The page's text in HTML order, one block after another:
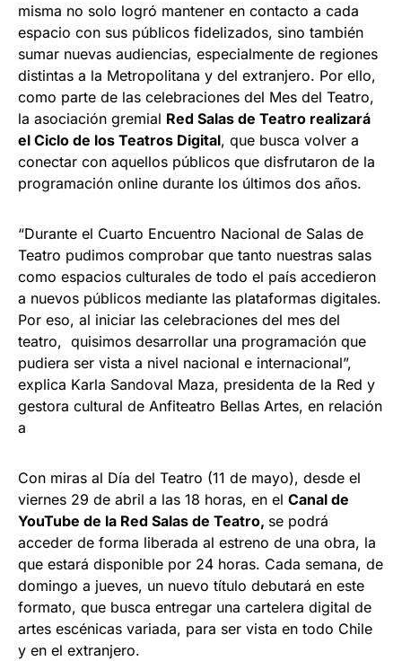
misma no solo logró mantener en contacto a cada
espacio con sus públicos fidelizados, sino también
sumar nuevas audiencias, especialmente de regiones
distintas a la Metropolitana y del extranjero. Por ello,
como parte de las celebraciones del Mes del Teatro,
la asociación gremial Red Salas de Teatro realizará
el Ciclo de los Teatros Digital, que busca volver a
conectar con aquellos públicos que disfrutaron de la
programación online durante los últimos dos años.
“Durante el Cuarto Encuentro Nacional de Salas de
Teatro pudimos comprobar que tanto nuestras salas
como espacios culturales de todo el país accedieron
a nuevos públicos mediante las plataformas digitales.
Por eso, al iniciar las celebraciones del mes del
teatro, quisimos desarrollar una programación que
pudiera ser vista a nivel nacional e internacional”,
explica Karla Sandoval Maza, presidenta de la Red y
gestora cultural de Anfiteatro Bellas Artes, en relación
a
Con miras al Día del Teatro (11 de mayo), desde el
viernes 29 de abril a las 18 horas, en el Canal de
YouTube de la Red Salas de Teatro, se podrá
acceder de forma liberada al estreno de una obra, la
que estará disponible por 24 horas. Cada semana, de
domingo a jueves, un nuevo título debutará en este
formato, que busca entregar una cartelera digital de
artes escénicas variada, para ser vista en todo Chile
y en el extranjero.